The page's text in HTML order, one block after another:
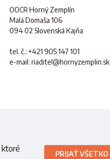
OOCR Horný Zemplín
Malá Domaša 106
094 02 Slovenská Kajňa
tel. č.: +421 905 147 101
e-mail: riaditel@hornyzemplin.sk
a športu
Slovenskej republiky
vyhradené.
ktoré
PRIJAŤ VŠETKO